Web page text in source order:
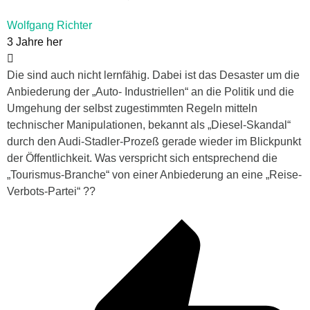
Wolfgang Richter
3 Jahre her
Die sind auch nicht lernfähig. Dabei ist das Desaster um die
Anbiederung der „Auto- Industriellen“ an die Politik und die
Umgehung der selbst zugestimmten Regeln mitteln
technischer Manipulationen, bekannt als „Diesel-Skandal“
durch den Audi-Stadler-Prozeß gerade wieder im Blickpunkt
der Öffentlichkeit. Was verspricht sich entsprechend die
„Tourismus-Branche“ von einer Anbiederung an eine „Reise-
Verbots-Partei“ ??